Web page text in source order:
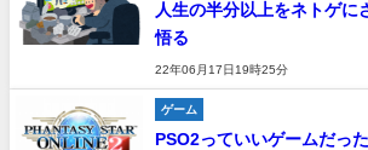
人生の半分以上をネトゲに
悟る
22年06月17日19時25分
ゲーム
PSO2っていいゲームだっ